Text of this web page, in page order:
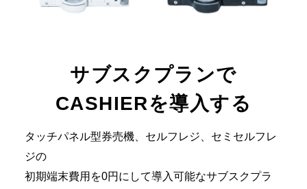
サブスクプランで
CASHIERを導入する
タッチパネル型券売機、セルフレジ、セミセルフレ
ジの
初期端末費用を0円にして導入可能なサブスクプラ